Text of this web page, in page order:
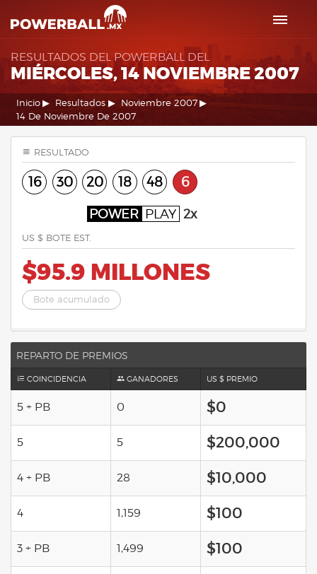
RESULTADOS DEL POWERBALL DEL
MIÉRCOLES, 14 NOVIEMBRE 2007
Inicio Resultados
Noviembre 2007
14 De Noviembre De 2007
RESULTADO
16 30 20 18 48 6
POWER PLAY 2x
US $ BOTE EST.
$95.9 MILLONES
Bote acumulado
REPARTO DE PREMIOS
COINCIDENCIA GANADORES US $ PREMIO
5 + PB 0 $0
5 5 $200,000
4 + PB 28 $10,000
4 1,159 $100
3 + PB 1,499 $100